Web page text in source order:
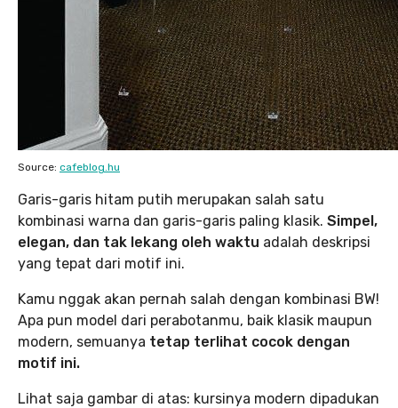
Source: cafeblog.hu
Garis-garis hitam putih merupakan salah satu
kombinasi warna dan garis-garis paling klasik. Simpel,
elegan, dan tak lekang oleh waktu adalah deskripsi
yang tepat dari motif ini.
Kamu nggak akan pernah salah dengan kombinasi BW!
Apa pun model dari perabotanmu, baik klasik maupun
modern, semuanya tetap terlihat cocok dengan
motif ini.
Lihat saja gambar di atas: kursinya modern dipadukan